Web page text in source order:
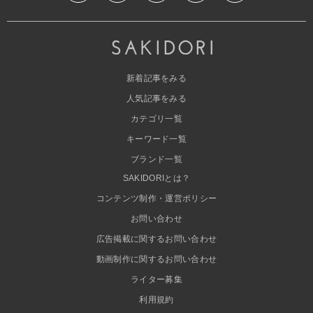
新着記事をみる
人気記事をみる
カテゴリ一覧
キーワード一覧
ブランド一覧
SAKIDORIとは？
コンテンツ制作・運営ポリシー
お問い合わせ
広告掲載に関するお問い合わせ
動画制作に関するお問い合わせ
ライター募集
利用規約